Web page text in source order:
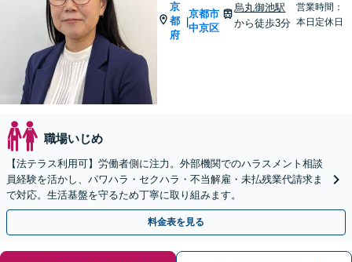
京
都
府
|
京都市
中京区
烏丸御池駅
から徒歩3分
営業時間：
本日定休日
職場いじめ
【法テラス利用可】労働者側に注力。外部機関でのハラスメント相談
員経験を活かし、パワハラ・セクハラ・不当解雇・未払残業代請求ま
で対応。生活基盤を守るため丁寧に取り組みます。
料金表を見る